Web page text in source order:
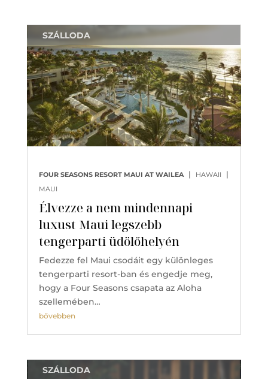
Élvezze a nem mindennapi
luxust Maui legszebb
tengerparti üdölőhelyén
FOUR SEASONS RESORT MAUI AT WAILEA | HAWAII |
MAUI
SZÁLLODA
Fedezze fel Maui csodáit egy különleges
tengerparti resort-ban és engedje meg,
hogy a Four Seasons csapata az Aloha
szellemében…
bővebben
SZÁLLODA